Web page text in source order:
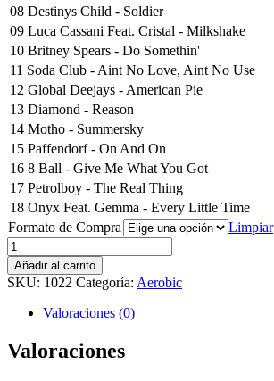
08 Destinys Child - Soldier
09 Luca Cassani Feat. Cristal - Milkshake
10 Britney Spears - Do Somethin'
11 Soda Club - Aint No Love, Aint No Use
12 Global Deejays - American Pie
13 Diamond - Reason
14 Motho - Summersky
15 Paffendorf - On And On
16 8 Ball - Give Me What You Got
17 Petrolboy - The Real Thing
18 Onyx Feat. Gemma - Every Little Time
Formato de Compra
Limpiar
Radikal
Aerobic
vol.
24
cantidad
Añadir al carrito
SKU: 1022 Categoría: Aerobic
Valoraciones (0)
Valoraciones